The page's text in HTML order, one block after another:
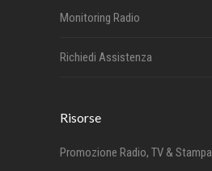
Monitoring Radio
Richiedi Assistenza
Risorse
Promozione Radio, TV & Stampa